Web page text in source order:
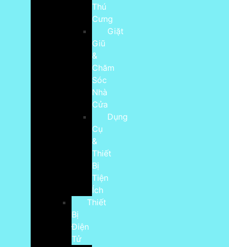
Thú
Cưng
Giặt
Giũ
&
Chăm
Sóc
Nhà
Cửa
Dụng
Cụ
&
Thiết
Bị
Tiện
Ích
Thiết
Bị
Điện
Tử